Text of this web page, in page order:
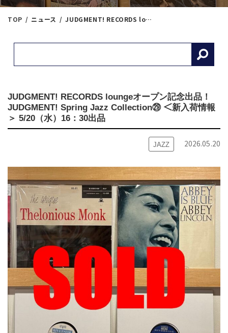
TOP ニュース JUDGMENT! RECORDS loungeオープン記念出品！ JUDGMENT! Spring Jazz Collection㉙ ＜新入荷情報＞ 5/20（水）16：30出品
JUDGMENT! RECORDS loungeオープン記念出品！
JUDGMENT! Spring Jazz Collection㉙ ＜新入荷情報
＞ 5/20（水）16：30出品
JAZZ 2026.05.20